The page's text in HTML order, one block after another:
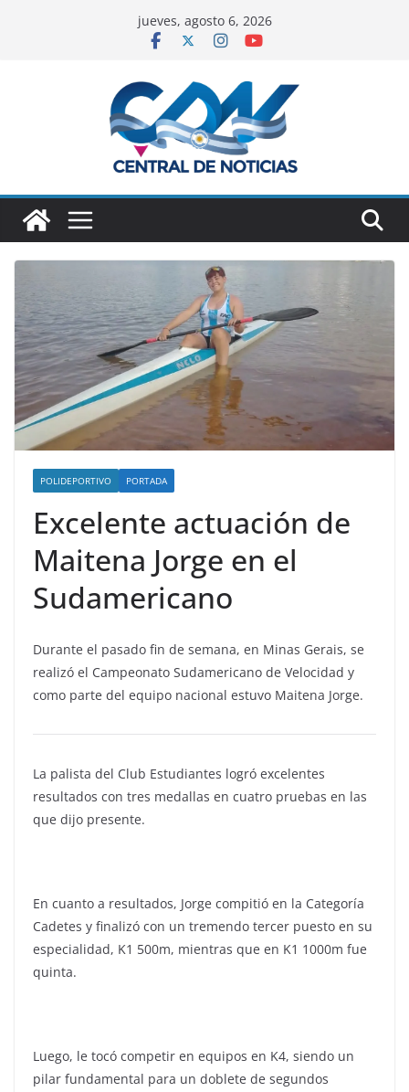
jueves, agosto 6, 2026
POLIDEPORTIVO PORTADA
Excelente actuación de
Maitena Jorge en el
Sudamericano
Durante el pasado fin de semana, en Minas Gerais, se
realizó el Campeonato Sudamericano de Velocidad y
como parte del equipo nacional estuvo Maitena Jorge.
La palista del Club Estudiantes logró excelentes
resultados con tres medallas en cuatro pruebas en las
que dijo presente.
En cuanto a resultados, Jorge compitió en la Categoría
Cadetes y finalizó con un tremendo tercer puesto en su
especialidad, K1 500m, mientras que en K1 1000m fue
quinta.
Luego, le tocó competir en equipos en K4, siendo un
pilar fundamental para un doblete de segundos